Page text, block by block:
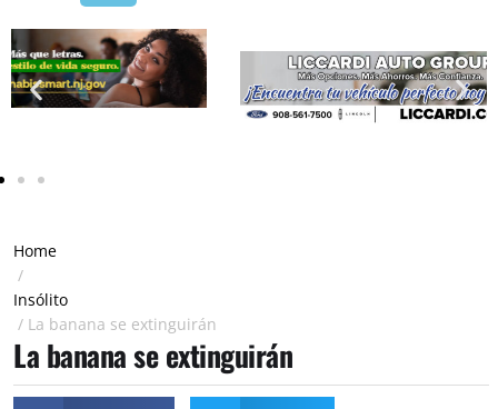
Home
/
Insólito
/ La banana se extinguirán
La banana se extinguirán